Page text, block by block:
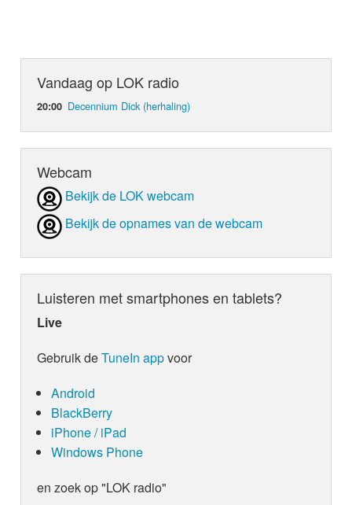
Vandaag op LOK radio
20:00 Decennium Dick (herhaling)
Webcam
Bekijk de LOK webcam
Bekijk de opnames van de webcam
Luisteren met smartphones en tablets?
Live
Gebruik deTuneIn appvoor
Android
BlackBerry
iPhone / iPad
Windows Phone
en zoek op "LOK radio"